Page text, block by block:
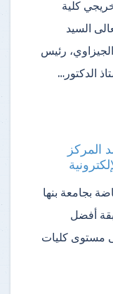
كلية
السيد
رئيس
الدكتور…
المركز
بجامعة بنها
أفضل
مستوى كليات